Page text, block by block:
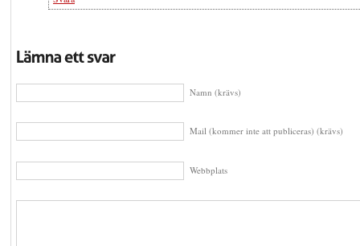
Namn (krävs)
Mail (kommer inte att publiceras) (krävs)
Webbplats